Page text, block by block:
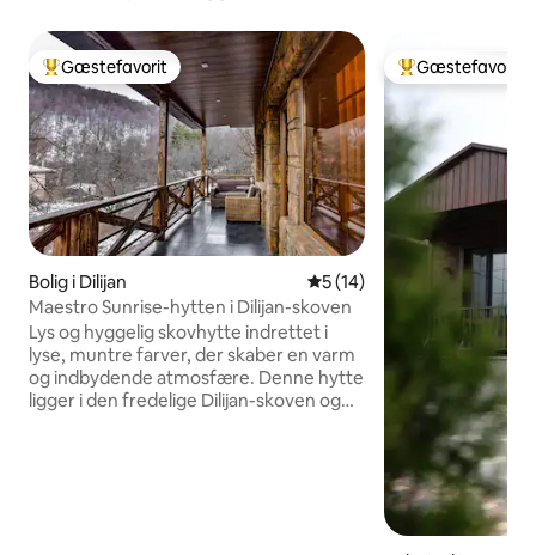
Bedste gæstefavorit
Gæstefavorit
Bolig i Dilijan 5 ud af 5 i gennemsnitlig
5 (14)
Maestro Sunrise-hytten i Dilijan-skoven
Lys og hyggelig skovhytte indrettet i
lyse, muntre farver, der skaber en varm
og indbydende atmosfære. Denne hytte
ligger i den fredelige Dilijan-skoven og
Bedste
Gæstefavorit